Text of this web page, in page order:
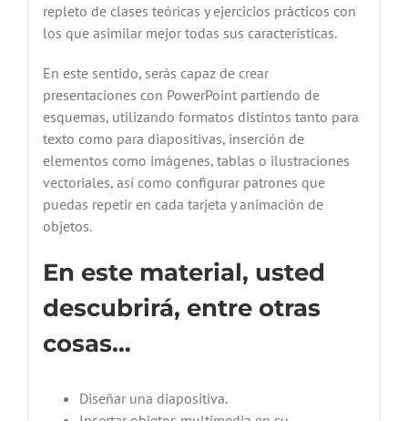
repleto de clases teóricas y ejercicios prácticos con
los que asimilar mejor todas sus características.
En este sentido, serás capaz de crear
presentaciones con PowerPoint partiendo de
esquemas, utilizando formatos distintos tanto para
texto como para diapositivas, inserción de
elementos como imágenes, tablas o ilustraciones
vectoriales, así como configurar patrones que
puedas repetir en cada tarjeta y animación de
objetos.
En este material, usted
descubrirá, entre otras
cosas…
Diseñar una diapositiva.